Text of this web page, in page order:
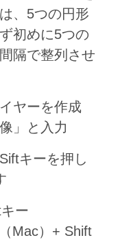
、5つの円形
初めに5つの
隔で整列させ
ヤーを作成
」と入力
キーを押し
ー
Mac）+ Shift